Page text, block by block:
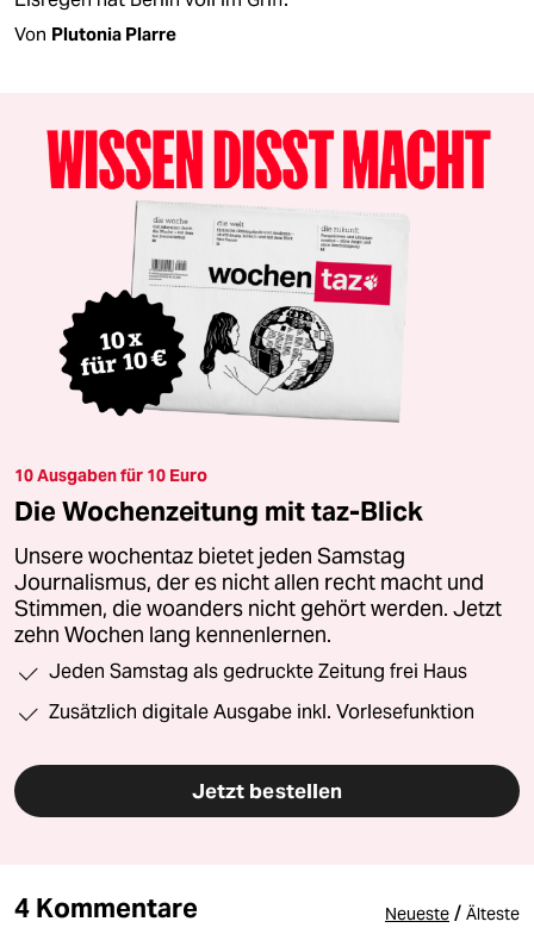
Von Plutonia Plarre
10 Ausgaben für 10 Euro
Die Wochenzeitung mit taz-Blick
Unsere wochentaz bietet jeden Samstag
Journalismus, der es nicht allen recht macht und
Stimmen, die woanders nicht gehört werden. Jetzt
zehn Wochen lang kennenlernen.
Jeden Samstag als gedruckte Zeitung frei Haus
Zusätzlich digitale Ausgabe inkl. Vorlesefunktion
Jetzt bestellen
4 Kommentare Neueste / Älteste